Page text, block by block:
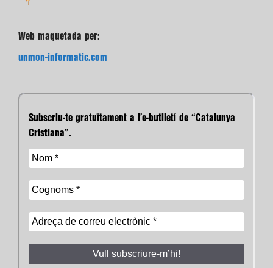
Web maquetada per:
unmon-informatic.com
Subscriu-te gratuïtament a l’e-butlletí de “Catalunya
Cristiana”.